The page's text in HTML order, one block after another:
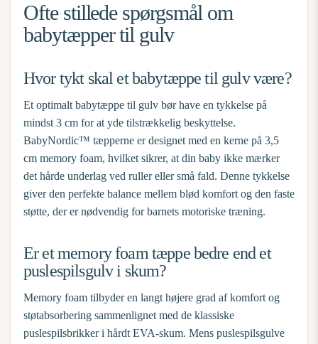
Ofte stillede spørgsmål om
babytæpper til gulv
Hvor tykt skal et babytæppe til gulv være?
Et optimalt babytæppe til gulv bør have en tykkelse på
mindst 3 cm for at yde tilstrækkelig beskyttelse.
BabyNordic™ tæpperne er designet med en kerne på 3,5
cm memory foam, hvilket sikrer, at din baby ikke mærker
det hårde underlag ved ruller eller små fald. Denne tykkelse
giver den perfekte balance mellem blød komfort og den faste
støtte, der er nødvendig for barnets motoriske træning.
Er et memory foam tæppe bedre end et
puslespilsgulv i skum?
Memory foam tilbyder en langt højere grad af komfort og
støtabsorbering sammenlignet med de klassiske
puslespilsbrikker i hårdt EVA-skum. Mens puslespilsgulve